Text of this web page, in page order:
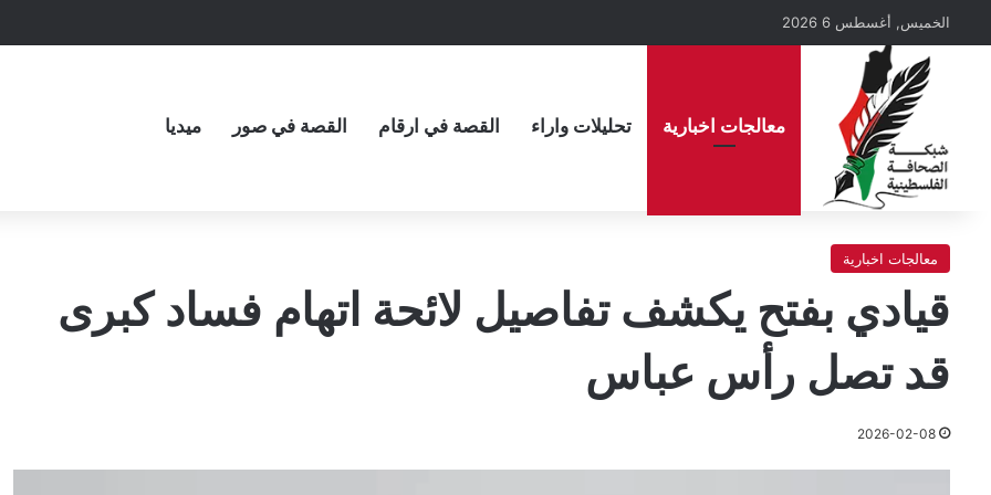
الخميس, أغسطس 6 2026
معالجات اخبارية تحليلات واراء القصة في ارقام القصة في صور ميديا
معالجات اخبارية
قيادي بفتح يكشف تفاصيل لائحة اتهام فساد كبرى
قد تصل رأس عباس
2026-02-08